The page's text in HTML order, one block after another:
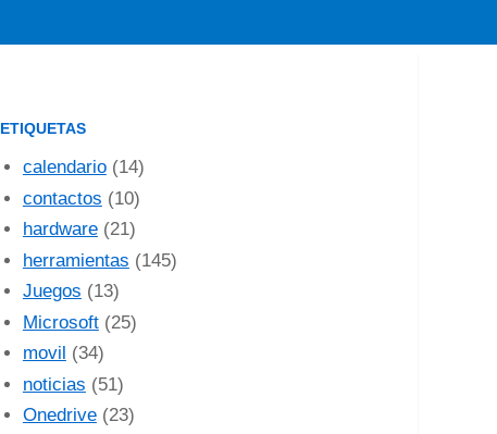
ETIQUETAS
calendario (14)
contactos (10)
hardware (21)
herramientas (145)
Juegos (13)
Microsoft (25)
movil (34)
noticias (51)
Onedrive (23)